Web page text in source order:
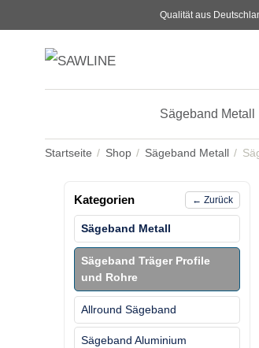
Qualität aus
Sägeband Metall
Startseite Shop Sägeband Metall
Kategorien ← Zurück
Sägeband Metall
Sägeband Träger Profile
und Rohre
Allround Sägeband
Sägeband Aluminium